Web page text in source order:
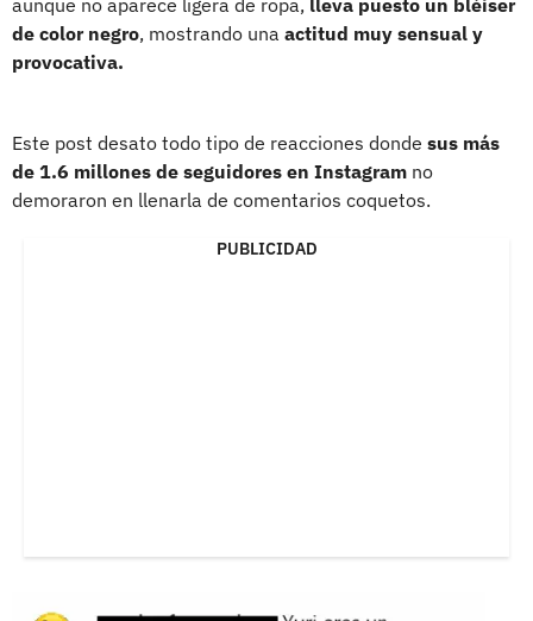
aunque no aparece ligera de ropa, lleva puesto un bléiser
de color negro, mostrando una actitud muy sensual y
provocativa.
Este post desato todo tipo de reacciones donde sus más
de 1.6 millones de seguidores en Instagram no
demoraron en llenarla de comentarios coquetos.
PUBLICIDAD